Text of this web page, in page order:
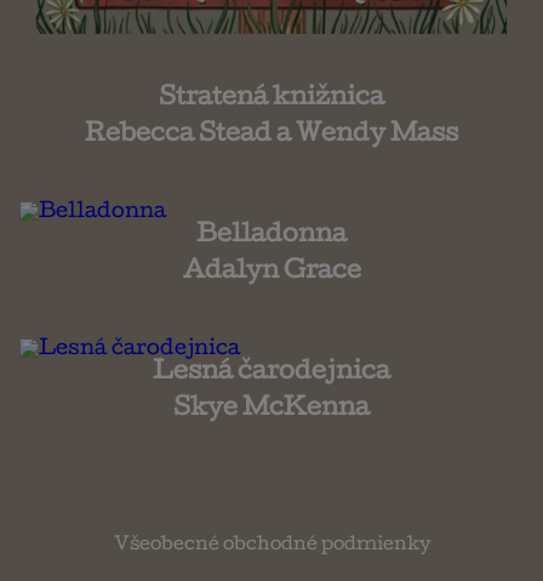
Stratená knižnica
Rebecca Stead a Wendy Mass
Belladonna
Adalyn Grace
Lesná čarodejnica
Skye McKenna
Všeobecné obchodné podmienky